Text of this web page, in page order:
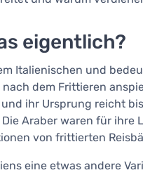
eigentlich?
Italienischen und
dem Frittieren
ihr Ursprung reicht
Araber waren für ihre
von frittierten
eine etwas andere